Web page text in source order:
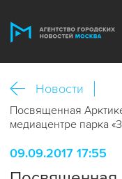
Новости
Посвященная
медиацентре парка
09.09.2017 17:55